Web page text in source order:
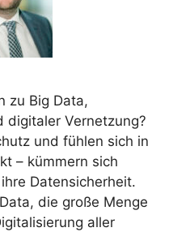
zu Big Data,
digitaler Vernetzung?
und fühlen sich in
– kümmern sich
Datensicherheit.
die große Menge
aller